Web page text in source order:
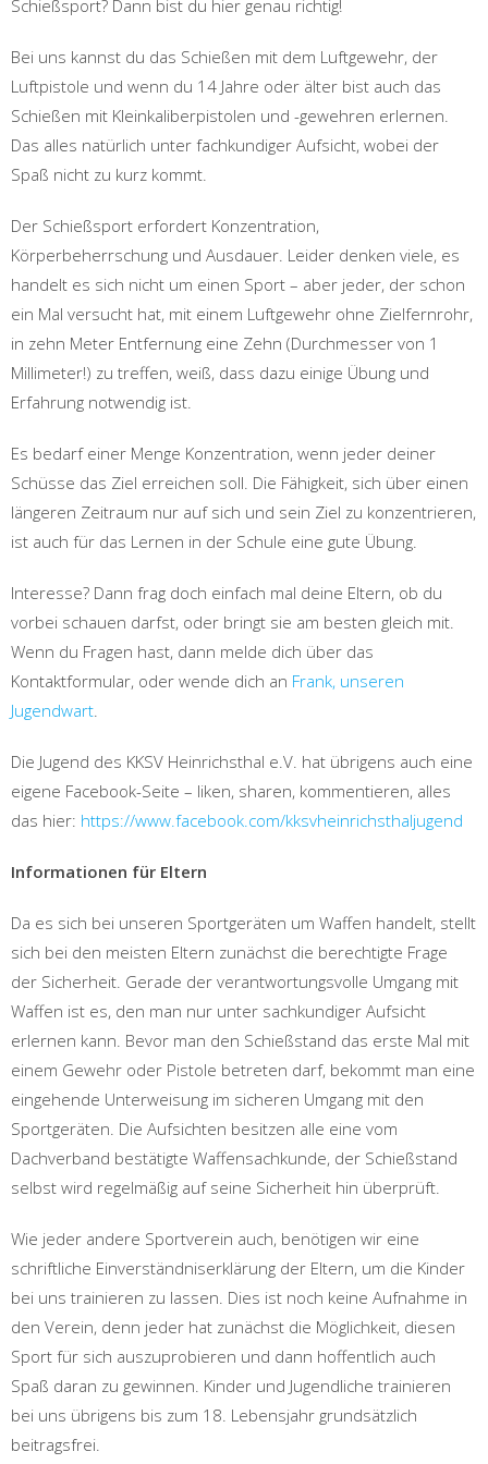
Schießsport? Dann bist du hier genau richtig!
Bei uns kannst du das Schießen mit dem Luftgewehr, der
Luftpistole und wenn du 14 Jahre oder älter bist auch das
Schießen mit Kleinkaliberpistolen und -gewehren erlernen.
Das alles natürlich unter fachkundiger Aufsicht, wobei der
Spaß nicht zu kurz kommt.
Der Schießsport erfordert Konzentration,
Körperbeherrschung und Ausdauer. Leider denken viele, es
handelt es sich nicht um einen Sport – aber jeder, der schon
ein Mal versucht hat, mit einem Luftgewehr ohne Zielfernrohr,
in zehn Meter Entfernung eine Zehn (Durchmesser von 1
Millimeter!) zu treffen, weiß, dass dazu einige Übung und
Erfahrung notwendig ist.
Es bedarf einer Menge Konzentration, wenn jeder deiner
Schüsse das Ziel erreichen soll. Die Fähigkeit, sich über einen
längeren Zeitraum nur auf sich und sein Ziel zu konzentrieren,
ist auch für das Lernen in der Schule eine gute Übung.
Interesse? Dann frag doch einfach mal deine Eltern, ob du
vorbei schauen darfst, oder bringt sie am besten gleich mit.
Wenn du Fragen hast, dann melde dich über das
Kontaktformular, oder wende dich an Frank, unseren
Jugendwart
Die Jugend des KKSV Heinrichsthal e.V. hat übrigens auch eine
eigene Facebook-Seite – liken, sharen, kommentieren, alles
das hier: https://www.facebook.com/kksvheinrichsthaljugend
Informationen für Eltern
Da es sich bei unseren Sportgeräten um Waffen handelt, stellt
sich bei den meisten Eltern zunächst die berechtigte Frage
der Sicherheit. Gerade der verantwortungsvolle Umgang mit
Waffen ist es, den man nur unter sachkundiger Aufsicht
erlernen kann. Bevor man den Schießstand das erste Mal mit
einem Gewehr oder Pistole betreten darf, bekommt man eine
eingehende Unterweisung im sicheren Umgang mit den
Sportgeräten. Die Aufsichten besitzen alle eine vom
Dachverband bestätigte Waffensachkunde, der Schießstand
selbst wird regelmäßig auf seine Sicherheit hin überprüft.
Wie jeder andere Sportverein auch, benötigen wir eine
schriftliche Einverständniserklärung der Eltern, um die Kinder
bei uns trainieren zu lassen. Dies ist noch keine Aufnahme in
den Verein, denn jeder hat zunächst die Möglichkeit, diesen
Sport für sich auszuprobieren und dann hoffentlich auch
Spaß daran zu gewinnen. Kinder und Jugendliche trainieren
bei uns übrigens bis zum 18. Lebensjahr grundsätzlich
beitragsfrei.